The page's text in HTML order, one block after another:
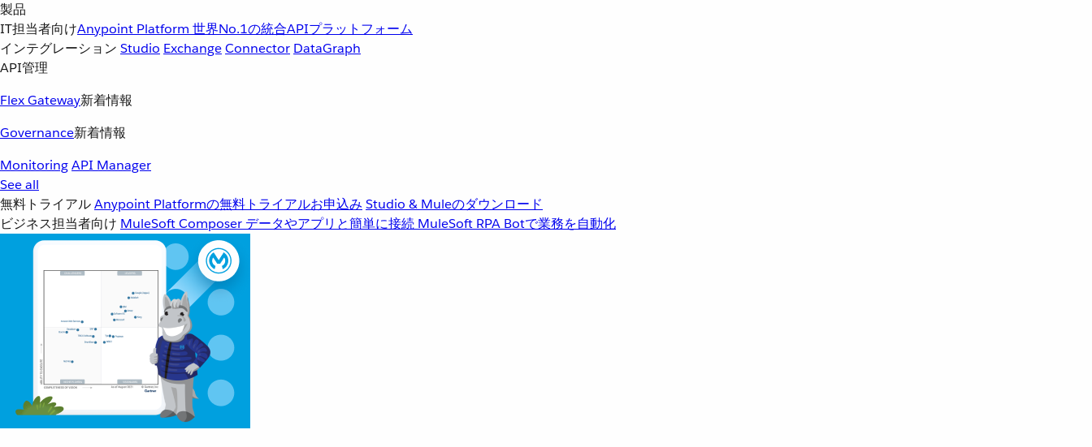
製品
IT担当者向けAnypoint Platform 世界No.1の統合APIプラットフォーム
インテグレーション Studio ExchangeConnector DataGraph
API管理
Flex Gateway新着情報
Governance新着情報
MonitoringAPI Manager
See all
無料トライアルAnypoint Platformの無料トライアルお申込み Studio & Muleのダウンロード
ビジネス担当者向け MuleSoft Composer データやアプリと簡単に接続 MuleSoft RPA Botで業務を自動化